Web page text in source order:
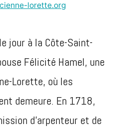
lorette.org
jour à la Côte-Saint-
Félicité Hamel, une
Lorette, où les
demeure. En 1718,
d’arpenteur et de